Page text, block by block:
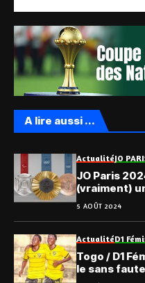
A lire aussi ...
ActualitéJO
JO Paris
(vraiment)
Afrique
5 AOÛT 2024
ActualitéD1
Togo / D1
le sans